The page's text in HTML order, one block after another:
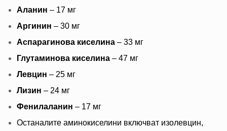
Аланин – 17 мг
Аргинин – 30 мг
Аспарагинова киселина – 33 мг
Глутаминова киселина – 47 мг
Левцин – 25 мг
Лизин – 24 мг
Фенилаланин – 17 мг
Останалите аминокиселини включват изолевцин,